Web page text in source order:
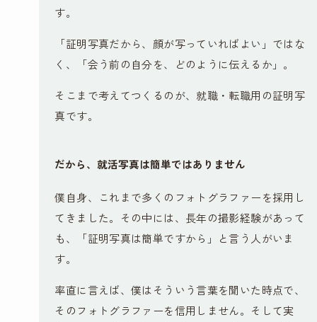
す。
「証明写真だから、顔が写っていればよい」ではな
く、「会う前の自分を、どのように伝えるか」。
そこまで考えてつくるのが、就職・転職用の証明写
真です。
だから、就活写真は簡単ではありません
僕自身、これまで多くのフォトグラファーを採用し
てきました。その中には、長年の撮影経験があって
も、「証明写真は簡単ですから」と言う人がいま
す。
率直に言えば、僕はそういう言葉を聞いた時点で、
そのフォトグラファーを信用しません。そして実